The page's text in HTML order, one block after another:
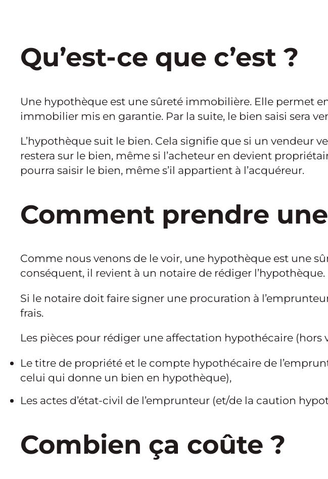
Qu’est-ce que c’est ?
Une hypothèque est une sûreté immobilière. Elle permet
immobilier mis en garantie. Par la suite, le bien saisi sera
L’hypothèque suit le bien. Cela signifie que si un vendeur
restera sur le bien, même si l’acheteur en devient
pourra saisir le bien, même s’il appartient à l’acquéreur.
Comment prendre
Comme nous venons de le voir, une hypothèque est une
conséquent, il revient à un notaire de rédiger l’hypothèque.
Si le notaire doit faire signer une procuration à
frais.
Les pièces pour rédiger une affectation hypothécaire (hors
Le titre de propriété et le compte hypothécaire de
celui qui donne un bien en hypothèque),
Les actes d’état-civil de l’emprunteur (et/de la caution
Combien ça coûte ?